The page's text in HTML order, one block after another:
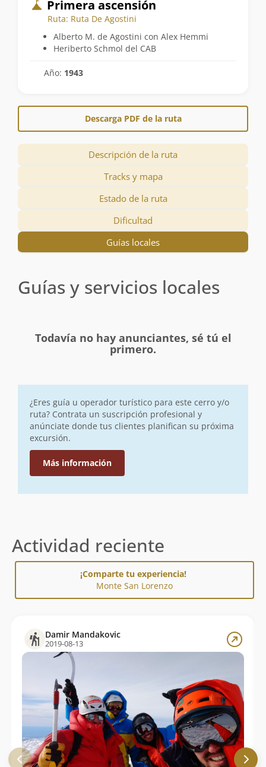
Primera ascensión
Ruta: Ruta De Agostini
Alberto M. de Agostini con Alex Hemmi
Heriberto Schmol del CAB
Año: 1943
Descarga PDF de la ruta
Descripción de la ruta
Tracks y mapa
Estado de la ruta
Dificultad
Guías locales
Guías y servicios locales
Todavía no hay anunciantes, sé tú el
primero.
¿Eres guía u operador turístico para este cerro y/o
ruta? Contrata un suscripción profesional y
anúnciate donde tus clientes planifican su próxima
excursión.
Más información
Actividad reciente
¡Comparte tu experiencia!
Monte San Lorenzo
Damir Mandakovic
2019-08-13